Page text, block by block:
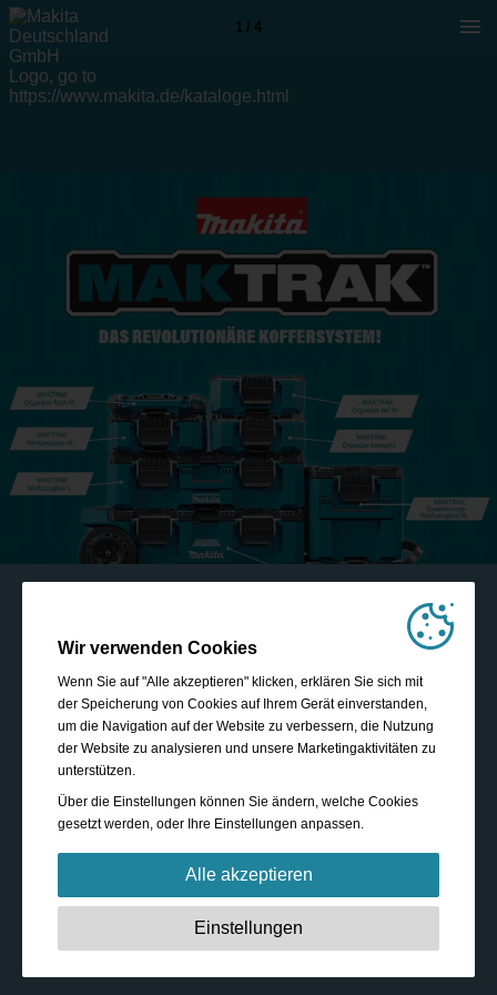
1 / 4
Wir verwenden Cookies
Wenn Sie auf "Alle akzeptieren" klicken, erklären Sie sich mit
der Speicherung von Cookies auf Ihrem Gerät einverstanden,
um die Navigation auf der Website zu verbessern, die Nutzung
der Website zu analysieren und unsere Marketingaktivitäten zu
unterstützen.
Über die Einstellungen können Sie ändern, welche Cookies
gesetzt werden, oder Ihre Einstellungen anpassen.
Alle akzeptieren
Unbedingt erforderlich:
Diese Cookies sind essenziell,
um grundlegende Funktionen wie die Navigation, das
Einstellungen